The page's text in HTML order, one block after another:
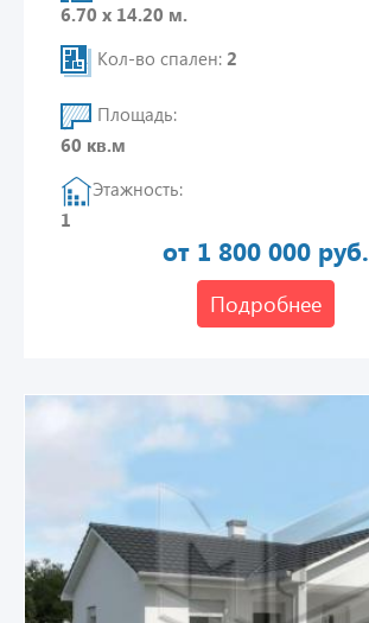
6.70 х 14.20 м.
Кол-во спален: 2
Площадь:
60 кв.м
Этажность:
1
от 1 800 000 руб.
Подробнее